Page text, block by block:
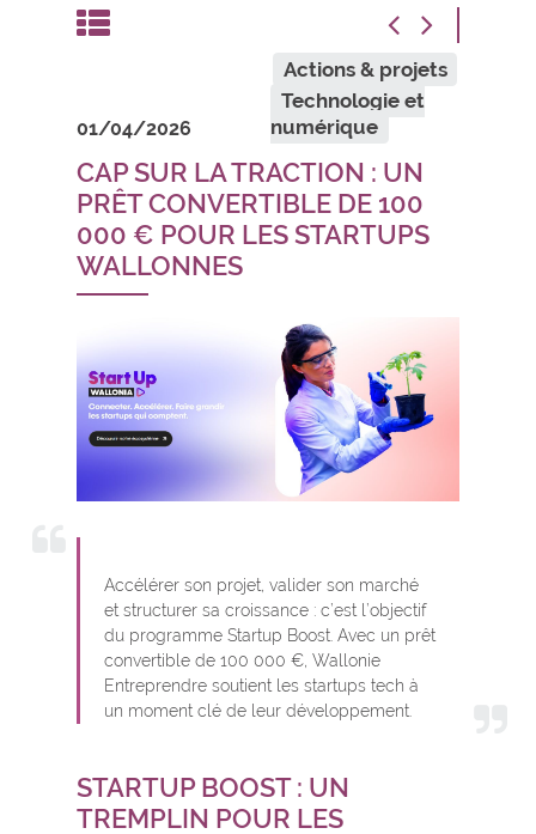
01/04/2026
Actions & projets
Technologie et
numérique
CAP SUR LA TRACTION : UN
PRÊT CONVERTIBLE DE 100
000 € POUR LES STARTUPS
WALLONNES
Accélérer son projet, valider son marché
et structurer sa croissance : c’est l’objectif
du programme Startup Boost. Avec un prêt
convertible de 100 000 €, Wallonie
Entreprendre soutient les startups tech à
un moment clé de leur développement.
STARTUP BOOST : UN
TREMPLIN POUR LES